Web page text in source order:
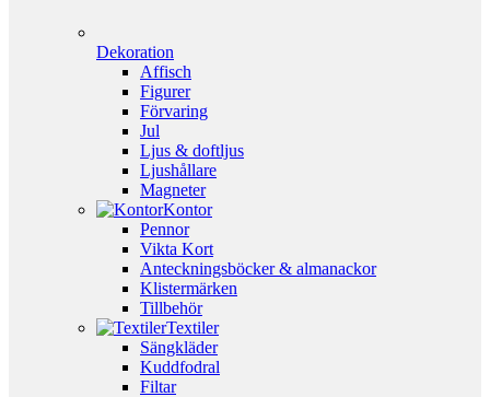
Dekoration
Affisch
Figurer
Förvaring
Jul
Ljus & doftljus
Ljushållare
Magneter
Kontor
Pennor
Vikta Kort
Anteckningsböcker & almanackor
Klistermärken
Tillbehör
Textiler
Sängkläder
Kuddfodral
Filtar